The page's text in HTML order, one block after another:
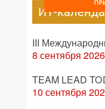
ИТ-
III
8 сентября 2026
TEAM LEAD
10 сентября